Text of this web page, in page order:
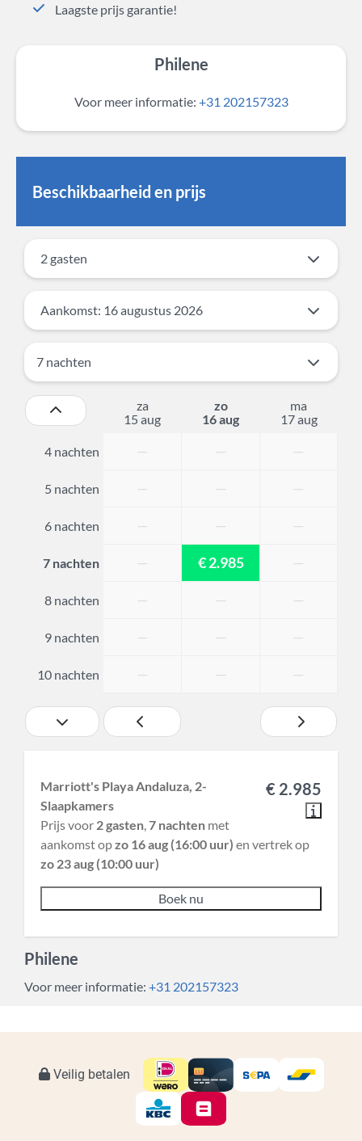
Laagste prijs garantie!
Philene
Voor meer informatie: +31 202157323
Beschikbaarheid en prijs
2 gasten
Aankomst: 16 augustus 2026
za
15 aug
zo
16 aug
ma
17 aug
4 nachten — — —
5 nachten — — —
6 nachten — — —
7 nachten — € 2.985 —
8 nachten — — —
9 nachten — — —
10 nachten — — —
€ 2.985
Marriott's Playa Andaluza, 2-
Slaapkamers
Prijs voor 2 gasten,7 nachten met
aankomst opzo 16 aug (16:00 uur) en vertrek op
zo 23 aug (10:00 uur)
Boek nu
Philene
Voor meer informatie: +31 202157323
Veilig betalen